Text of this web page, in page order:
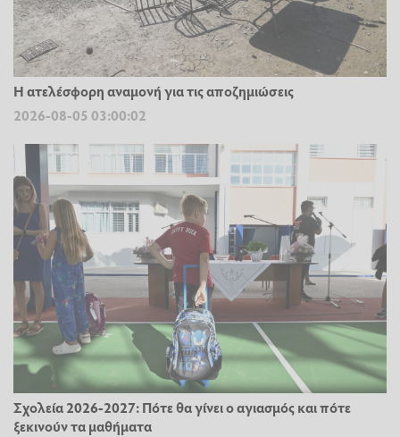
Η ατελέσφορη αναμονή για τις αποζημιώσεις
2026-08-05 03:00:02
Σχολεία 2026-2027: Πότε θα γίνει ο αγιασμός και πότε
ξεκινούν τα μαθήματα